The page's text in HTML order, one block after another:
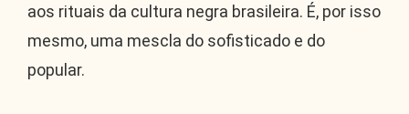
aos rituais da cultura negra brasileira. É, por isso
mesmo, uma mescla do sofisticado e do
popular.